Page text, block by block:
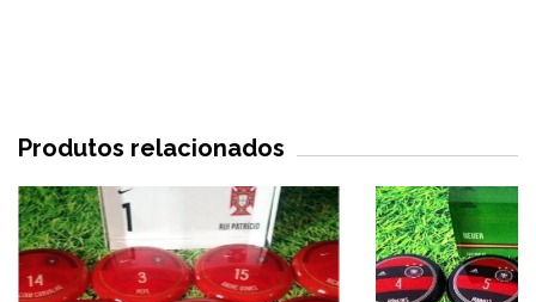
Produtos relacionados